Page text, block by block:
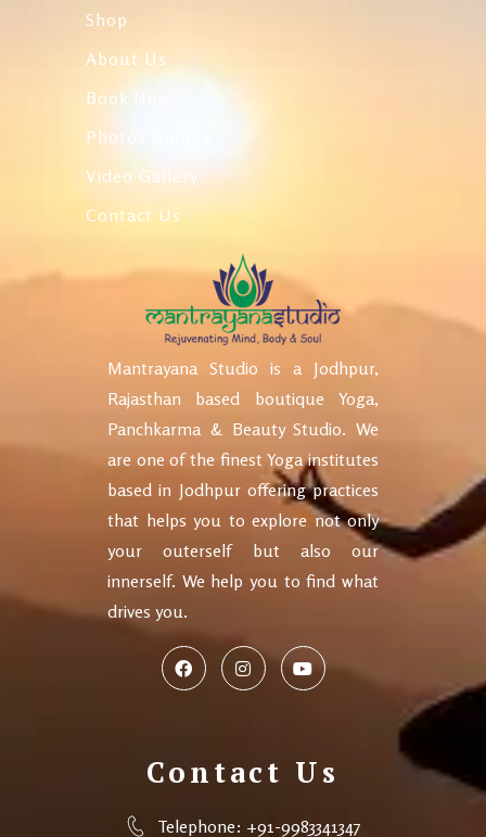
Shop
About Us
Book Now
Photos Gallery
Video Gallery
Contact Us
Mantrayana Studio is a Jodhpur,
Rajasthan based boutique Yoga,
Panchkarma & Beauty Studio. We
are one of the finest Yoga institutes
based in Jodhpur offering practices
that helps you to explore not only
your outerself but also our
innerself. We help you to find what
drives you.
Contact Us
Telephone: +91-9983341347